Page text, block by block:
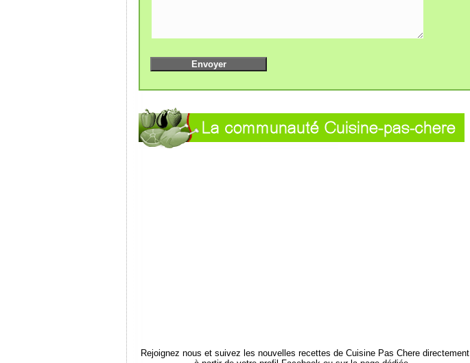
Rejoignez nous et suivez les nouvelles recettes de Cuisine Pas Chere directement